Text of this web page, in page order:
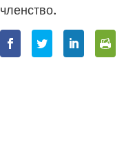
членство.